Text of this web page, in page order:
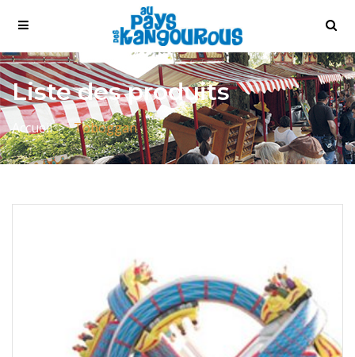
Liste des produits
Accueil Toboggan